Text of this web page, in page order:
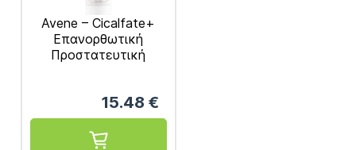
Avene – Cicalfate+
Επανορθωτική
Προστατευτική
15.48 €